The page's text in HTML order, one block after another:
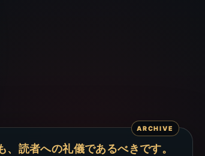
、読者への礼儀であるべきです。